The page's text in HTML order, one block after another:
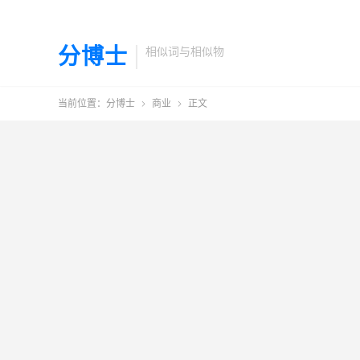
分博士 相似词与相似物
当前位置： 分博士  商业  正文